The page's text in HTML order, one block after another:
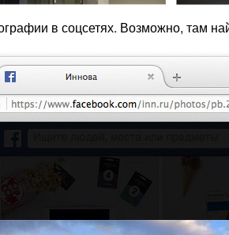
в соцсетях. Возможно, там